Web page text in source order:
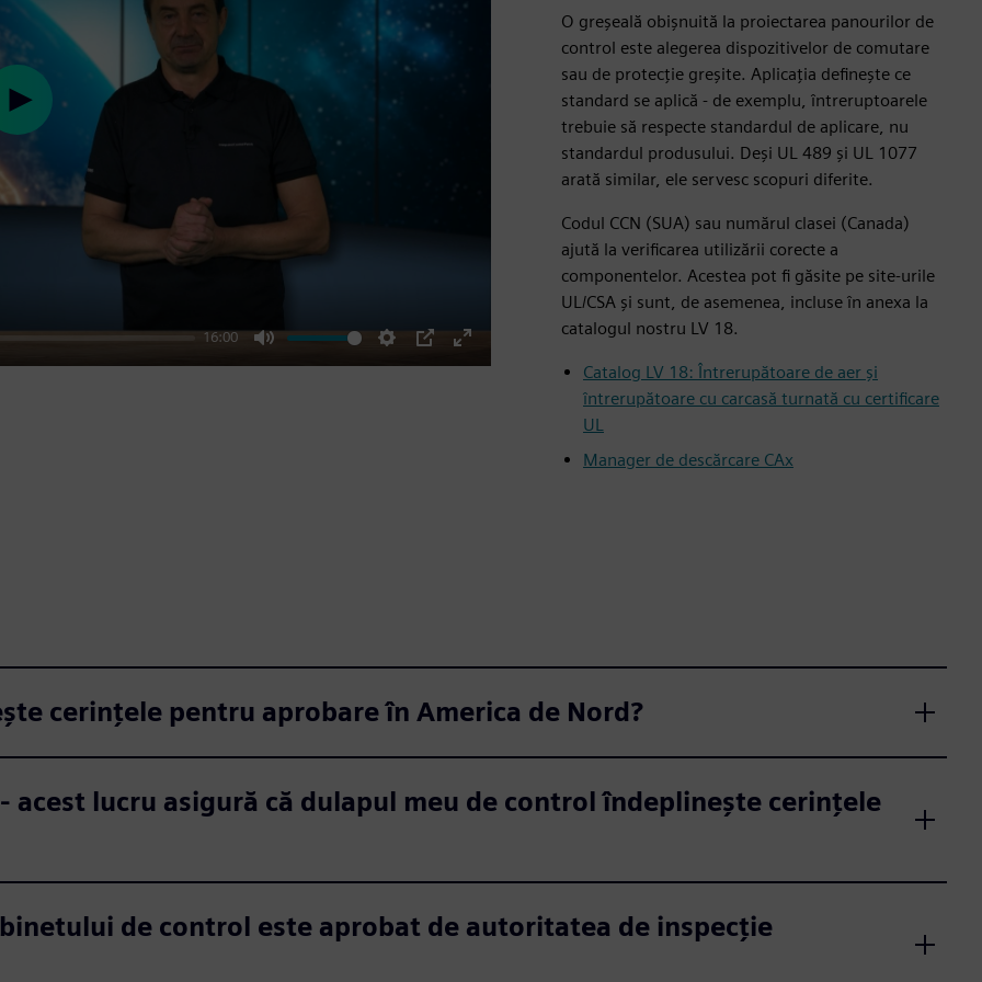
16:00
Mute Settings
PIP
Enter
Play
O greșeală obișnuită la proiectarea panourilor de
control este alegerea dispozitivelor de comutare
sau de protecție greșite. Aplicația definește ce
standard se aplică - de exemplu, întreruptoarele
trebuie să respecte standardul de aplicare, nu
standardul produsului. Deși UL 489 și UL 1077
arată similar, ele servesc scopuri diferite.
Codul CCN (SUA) sau numărul clasei (Canada)
ajută la verificarea utilizării corecte a
componentelor. Acestea pot fi găsite pe site-urile
UL/CSA și sunt, de asemenea, incluse în anexa la
catalogul nostru LV 18.
Catalog LV 18: Întrerupătoare de aer și
întrerupătoare cu carcasă turnată cu certificare
UL
Manager de descărcare CAx
cerințele pentru aprobare în America de Nord?
acest lucru asigură că dulapul meu de control îndeplinește cerințele
de control este aprobat de autoritatea de inspecție